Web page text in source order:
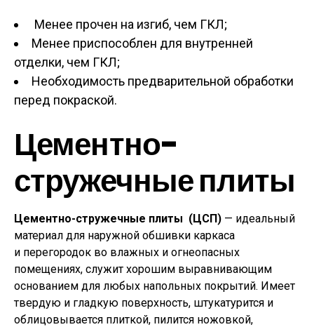
Менее прочен на изгиб, чем ГКЛ;
Менее приспособлен для внутренней
отделки, чем ГКЛ;
Необходимость предварительной обработки
перед покраской.
Цементно-
стружечные плиты
Цементно-стружечные плиты (ЦСП) — идеальный
материал для наружной обшивки каркаса
и перегородок во влажных и огнеопасных
помещениях, служит хорошим выравнивающим
основанием для любых напольных покрытий. Имеет
твердую и гладкую поверхность, штукатурится и
облицовывается плиткой, пилится ножовкой,